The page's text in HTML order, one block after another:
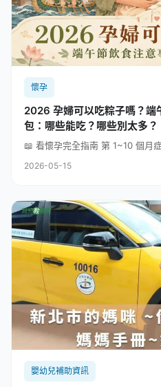
懷孕
2026 孕婦可以吃粽子嗎？端
包：哪些能吃？哪些別太多？
📖 看懷孕完全指南 第 1~10 個月
2026-05-15
嬰幼兒補助資訊